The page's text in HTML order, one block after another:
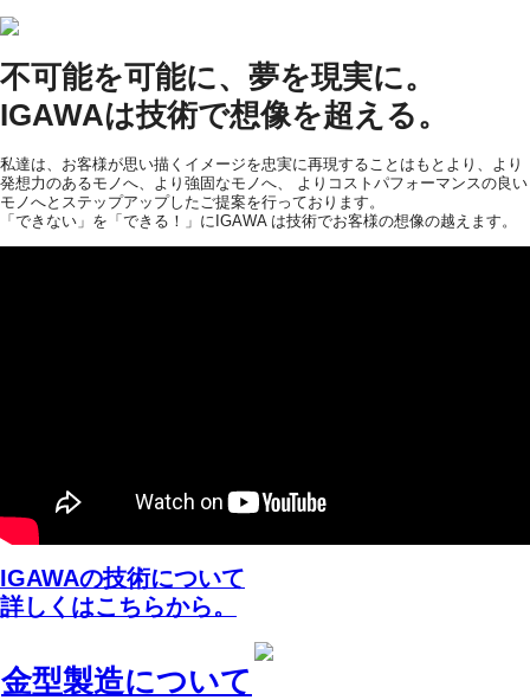
不可能を可能に、夢を現実に。
IGAWAは技術で想像を超える。
私達は、お客様が思い描くイメージを忠実に再現することはもとより、より
発想力のあるモノへ、より強固なモノへ、 よりコストパフォーマンスの良い
モノへとステップアップしたご提案を行っております。
「できない」を「できる！」にIGAWA は技術でお客様の想像の越えます。
IGAWAの技術について
詳しくはこちらから。
金型製造について